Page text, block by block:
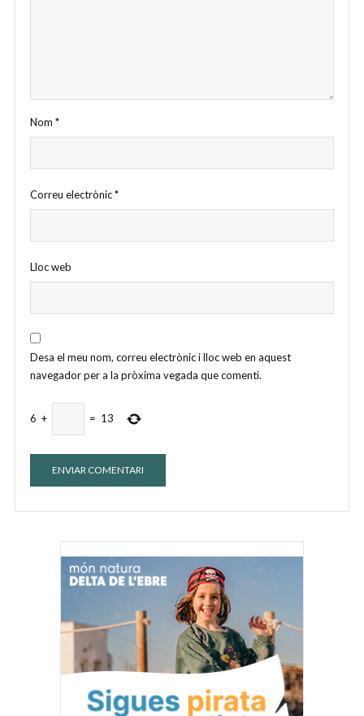
Nom *
Correu electrònic*
Lloc web
Desa el meu nom, correu electrònic i lloc web en aquest
navegador per a la pròxima vegada que comenti.
6 + = 13